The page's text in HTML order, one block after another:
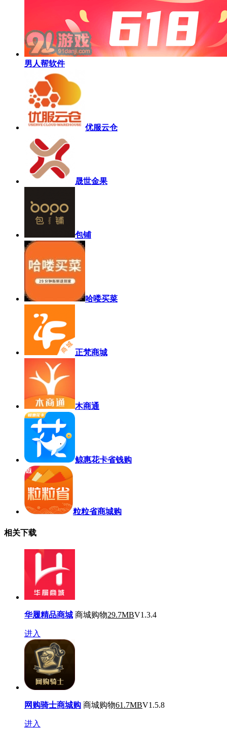
男人帮软件
优服云仓
晟世金果
包铺
哈喽买菜
正梵商城
木商通
鲸惠花卡省钱购
粒粒省商城购
相关下载
华履精品商城 商城购物29.7MBV1.3.4
进入
网购骑士商城购 商城购物61.7MBV1.5.8
进入